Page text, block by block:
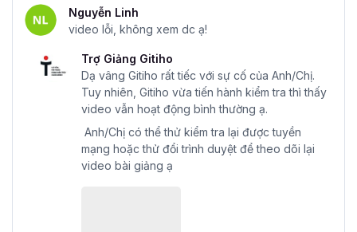
Nguyễn Linh
video lỗi, không xem dc ạ!
Trợ Giảng Gitiho
Dạ vâng Gitiho rất tiếc với sự cố của Anh/Chị.
Tuy nhiên, Gitiho vừa tiến hành kiểm tra thì thấy
video vẫn hoạt động bình thường ạ.
Anh/Chị có thể thử kiểm tra lại được tuyền
mạng hoặc thử đổi trình duyệt để theo dõi lại
video bài giảng ạ